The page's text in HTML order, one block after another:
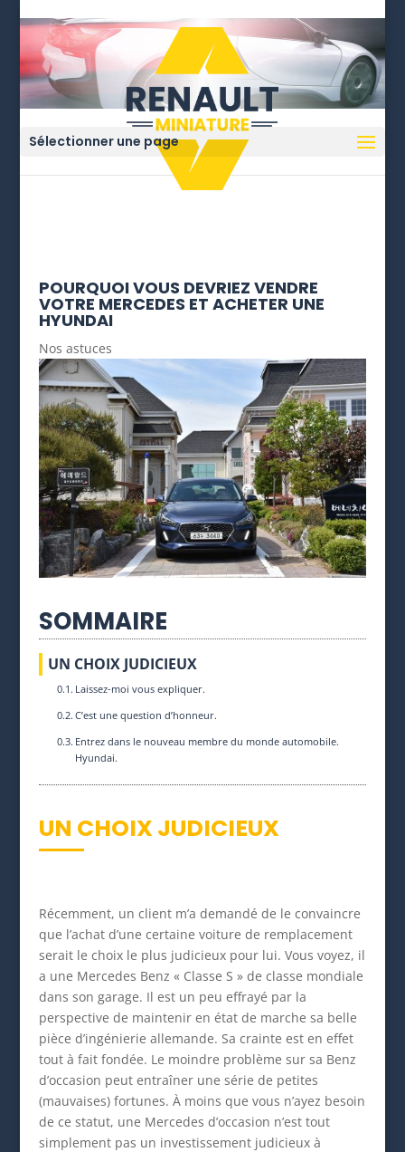
Sélectionner une page
POURQUOI VOUS DEVRIEZ VENDRE
VOTRE MERCEDES ET ACHETER UNE
HYUNDAI
Nos astuces
SOMMAIRE
UN CHOIX JUDICIEUX
Laissez-moi vous expliquer.
C’est une question d’honneur.
Entrez dans le nouveau membre du monde automobile.
Hyundai.
UN CHOIX JUDICIEUX
Récemment, un client m’a demandé de le convaincre
que l’achat d’une certaine voiture de remplacement
serait le choix le plus judicieux pour lui. Vous voyez, il
a une Mercedes Benz « Classe S » de classe mondiale
dans son garage. Il est un peu effrayé par la
perspective de maintenir en état de marche sa belle
pièce d’ingénierie allemande. Sa crainte est en effet
tout à fait fondée. Le moindre problème sur sa Benz
d’occasion peut entraîner une série de petites
(mauvaises) fortunes. À moins que vous n’ayez besoin
de ce statut, une Mercedes d’occasion n’est tout
simplement pas un investissement judicieux à